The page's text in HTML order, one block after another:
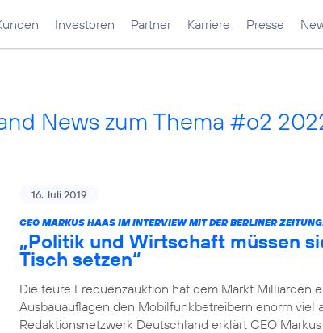
Investoren Partner Karriere Presse
News zum Thema #o2
16. Juli 2019
CEO MARKUS HAAS IM INTERVIEW MIT DER BERLINER
„Politik und Wirtschaft müssen
Tisch setzen“
Die teure Frequenzauktion hat dem Markt Milliarden
Ausbauauflagen den Mobilfunkbetreibern enorm viel
Redaktionsnetzwerk Deutschland erklärt CEO